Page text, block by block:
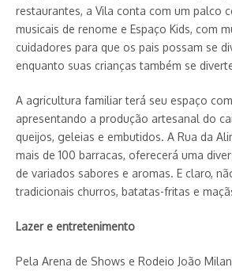
restaurantes, a Vila conta com um palco
musicais de renome e Espaço Kids, com
cuidadores para que os pais possam se
enquanto suas crianças também se
A agricultura familiar terá seu espaço
apresentando a produção artesanal do
queijos, geleias e embutidos. A Rua da
mais de 100 barracas, oferecerá uma
de variados sabores e aromas. E claro,
tradicionais churros, batatas-fritas e
Lazer e entretenimento
Pela Arena de Shows e Rodeio João